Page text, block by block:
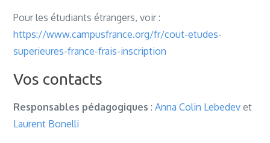
Pour les étudiants étrangers, voir :
https://www.campusfrance.org/fr/cout-etudes-
superieures-france-frais-inscription
Vos contacts
Responsables pédagogiques :Anna Colin Lebedev et
Laurent Bonelli